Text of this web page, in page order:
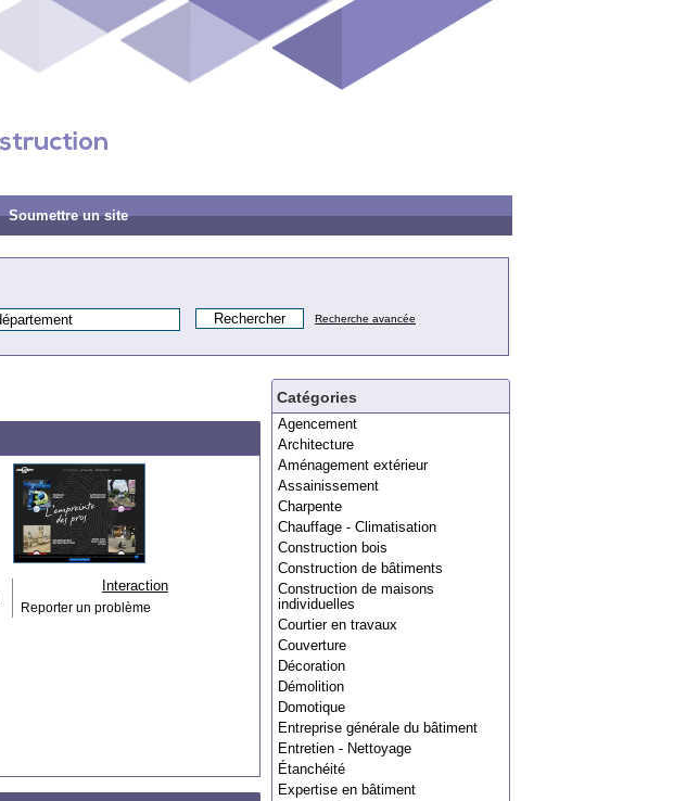
Soumettre un site
Recherche avancée
Catégories
Agencement
Architecture
Aménagement extérieur
Assainissement
Charpente
Chauffage - Climatisation
Construction bois
Construction de bâtiments
Construction de maisons
individuelles
Courtier en travaux
Couverture
Décoration
Démolition
Domotique
Entreprise générale du bâtiment
Entretien - Nettoyage
Étanchéité
Expertise en bâtiment
Interaction
Reporter un problème